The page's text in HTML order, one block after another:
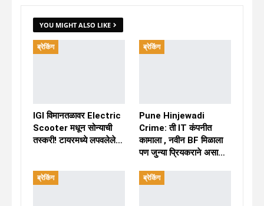
YOU MIGHT ALSO LIKE
ब्रेकिंग
IGI विमानतळावर Electric
Scooter मधून सोन्याची
तस्करी! टायरमध्ये लपवलेले…
ब्रेकिंग
Pune Hinjewadi
Crime: ती IT कंपनीत
कामाला , नवीन BF मिळाला
पण जुन्या प्रियकराने असा…
ब्रेकिंग ब्रेकिंग